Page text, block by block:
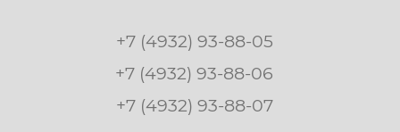
+7 (4932) 93-88-05
+7 (4932) 93-88-06
+7 (4932) 93-88-07